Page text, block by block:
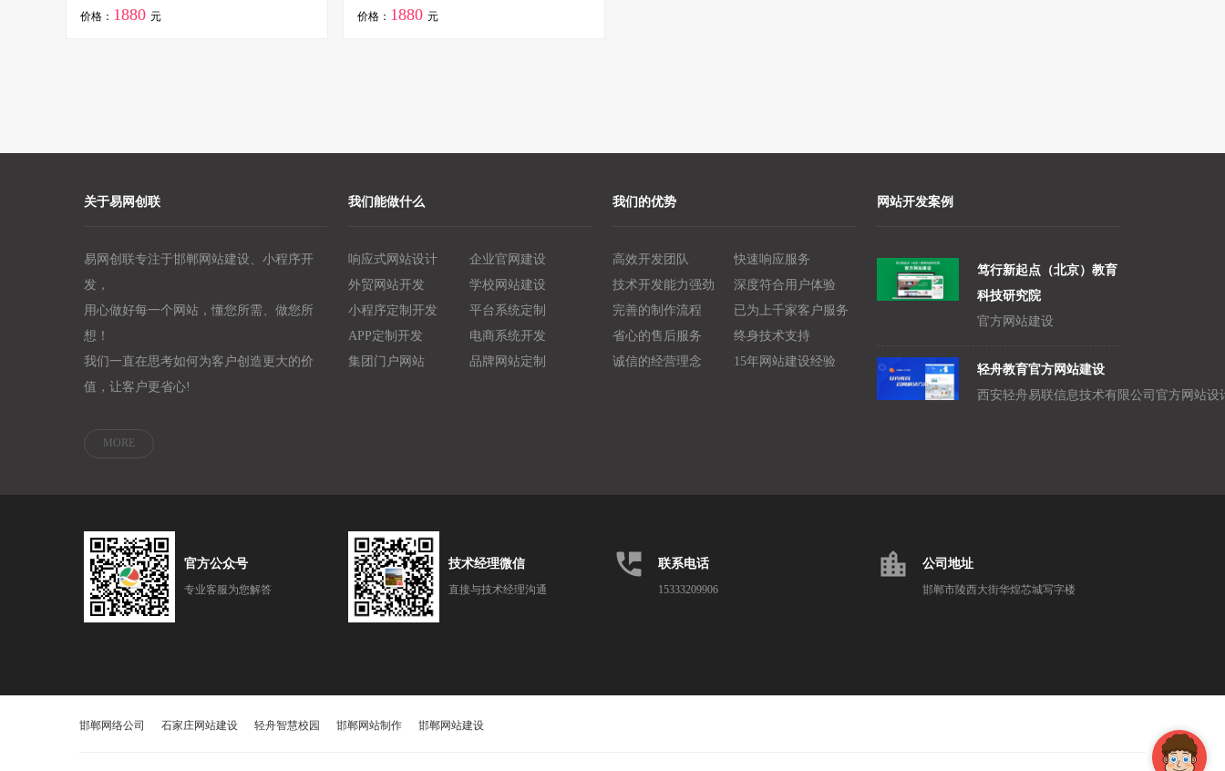
价格： 1880 元 价格： 1880 元
关于易网创联
易网创联专注于邯郸网站建设、小程序开
发，
用心做好每一个网站，懂您所需、做您所
想！
我们一直在思考如何为客户创造更大的价
值，让客户更省心!
MORE
我们能做什么
响应式网站设计
企业官网建设
外贸网站开发
学校网站建设
小程序定制开发
平台系统定制
APP定制开发
电商系统开发
集团门户网站
品牌网站定制
我们的优势
高效开发团队
快速响应服务
技术开发能力强劲
深度符合用户体验
完善的制作流程
已为上千家客户服务
省心的售后服务
终身技术支持
诚信的经营理念
15年网站建设经验
网站开发案例
笃行新起点（北京）教育
科技研究院
官方网站建设
轻舟教育官方网站建设
官方公众号
专业客服为您解答
技术经理微信
直接与技术经理沟通
perm_phone_msg 联系电话
15333209906
location_city 公司地址
邯郸市陵西大街华煌芯城写字楼
邯郸网络公司 石家庄网站建设 轻舟智慧校园 邯郸网站制作 邯郸网站建设